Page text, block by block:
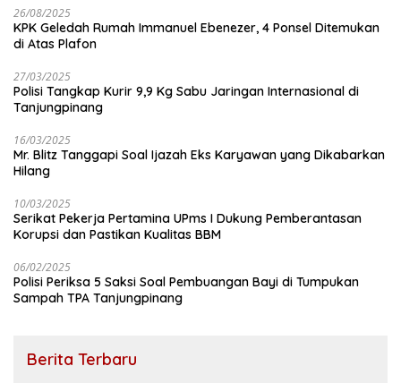
26/08/2025
KPK Geledah Rumah Immanuel Ebenezer, 4 Ponsel Ditemukan
di Atas Plafon
27/03/2025
Polisi Tangkap Kurir 9,9 Kg Sabu Jaringan Internasional di
Tanjungpinang
16/03/2025
Mr. Blitz Tanggapi Soal Ijazah Eks Karyawan yang Dikabarkan
Hilang
10/03/2025
Serikat Pekerja Pertamina UPms I Dukung Pemberantasan
Korupsi dan Pastikan Kualitas BBM
06/02/2025
Polisi Periksa 5 Saksi Soal Pembuangan Bayi di Tumpukan
Sampah TPA Tanjungpinang
Berita Terbaru